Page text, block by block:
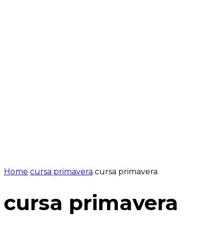
Home cursa primavera cursa primavera
cursa primavera